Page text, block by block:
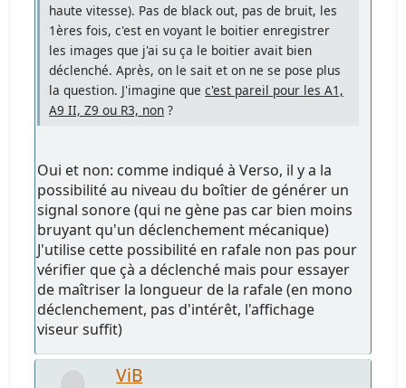
haute vitesse). Pas de black out, pas de bruit, les
1ères fois, c'est en voyant le boitier enregistrer
les images que j'ai su ça le boitier avait bien
déclenché. Après, on le sait et on ne se pose plus
la question. J'imagine quec'est pareil pour les A1,
A9 II, Z9 ou R3, non ?
Oui et non: comme indiqué à Verso, il y a la
possibilité au niveau du boîtier de générer un
signal sonore (qui ne gène pas car bien moins
bruyant qu'un déclenchement mécanique)
J'utilise cette possibilité en rafale non pas pour
vérifier que çà a déclenché mais pour essayer
de maîtriser la longueur de la rafale (en mono
déclenchement, pas d'intérêt, l'affichage
viseur suffit)
ViB